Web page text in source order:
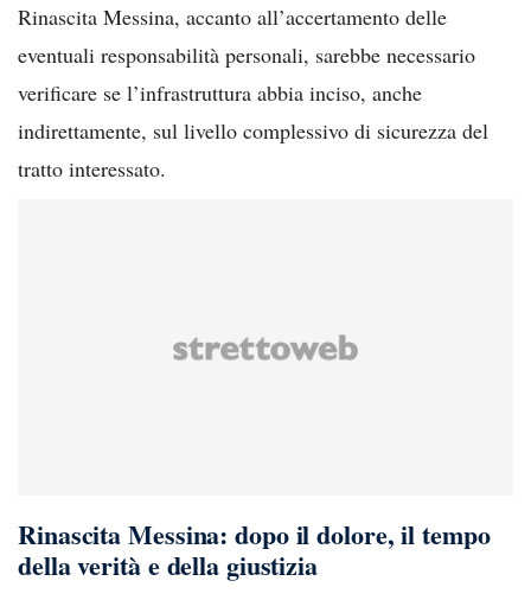
Rinascita Messina, accanto all’accertamento delle
eventuali responsabilità personali, sarebbe necessario
verificare se l’infrastruttura abbia inciso, anche
indirettamente, sul livello complessivo di sicurezza del
tratto interessato.
Rinascita Messina: dopo il dolore, il tempo
della verità e della giustizia